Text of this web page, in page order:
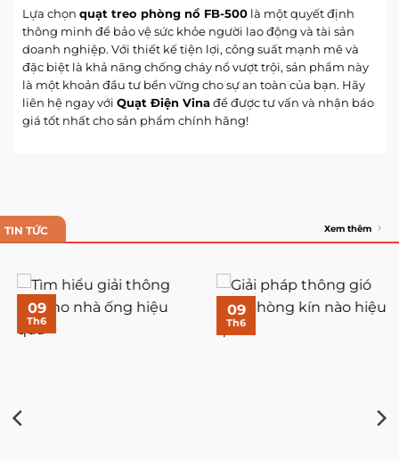
Lựa chọn quạt treo phòng nổ FB-500 là một quyết định
thông minh để bảo vệ sức khỏe người lao động và tài sản
doanh nghiệp. Với thiết kế tiện lợi, công suất mạnh mẽ và
đặc biệt là khả năng chống cháy nổ vượt trội, sản phẩm này
là một khoản đầu tư bền vững cho sự an toàn của bạn. Hãy
liên hệ ngay với Quạt Điện Vinađể được tư vấn và nhận báo
giá tốt nhất cho sản phẩm chính hãng!
TIN TỨC Xem thêm
09
Th6
09
Th6